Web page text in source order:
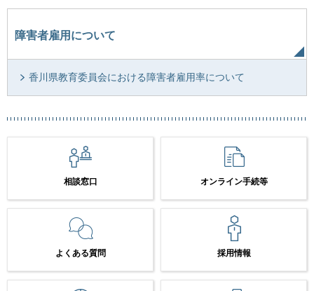
障害者雇用について
香川県教育委員会における障害者雇用率について
相談窓口 オンライン手続等
よくある質問 採用情報